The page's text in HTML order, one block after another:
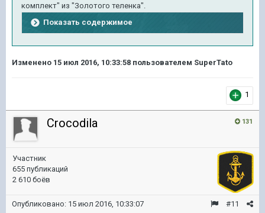
комплект" из "Золотого теленка".
Показать содержимое
Изменено 15 июл 2016, 10:33:58 пользователем SuperTato
1
131
Crocodila
Участник
655 публикаций
2 610 боёв
#11
Опубликовано: 15 июл 2016, 10:33:07